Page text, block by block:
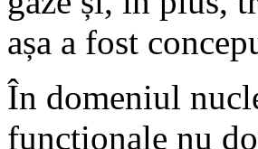
așa a fost
În domeniul
funcționale nu